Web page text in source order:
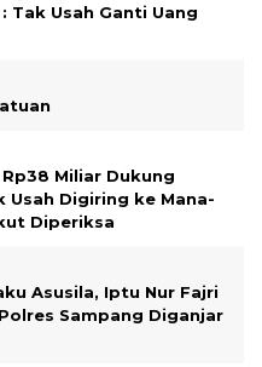
Tak Usah Ganti Uang
Miliar Dukung
Usah Digiring ke Mana-
Diperiksa
Asusila, Iptu Nur Fajri
Sampang Diganjar